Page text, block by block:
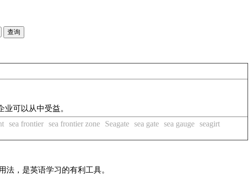
可以从中受益。
sea frontier sea frontier zone Seagate sea gate sea gauge seagirt
法，是英语学习的有利工具。